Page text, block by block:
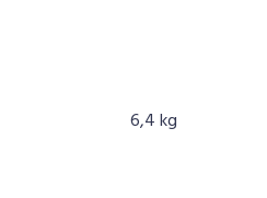
6,4 kg